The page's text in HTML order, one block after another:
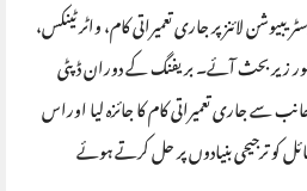
لائنز پر جاری تعمیراتی کام، واٹر ٹینکس،
زیر بحث آئے۔ بریفنگ کے دوران ڈپٹی
سے جاری تعمیراتی کام کا جائزہ لیا اوراس
کو ترجیحی بنیادوں پر حل کرتے ہوئے